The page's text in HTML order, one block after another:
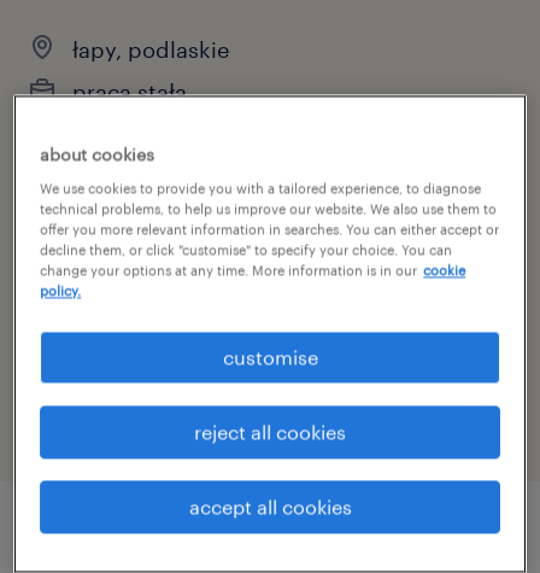
łapy, podlaskie
praca stała
специальность
inne
номер посилання
46934586
about cookies
We use cookies to provide you with a tailored experience, to diagnose
technical problems, to help us improve our website. We also use them to
offer you more relevant information in searches. You can either accept or
decline them, or click "customise" to specify your choice. You can
change your options at any time. More information is in our cookie
policy.
accept all cookies
reject all cookies
customise